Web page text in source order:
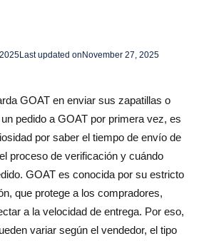
GOAT
GOAT en realizar entregas
región
Last updated on November 27, 2025
GOAT en enviar sus zapatillas o
pedido a GOAT por primera vez, es
por saber el tiempo de envío de
proceso de verificación y cuándo
GOAT es conocida por su estricto
que protege a los compradores,
a la velocidad de entrega. Por eso,
variar según el vendedor, el tipo